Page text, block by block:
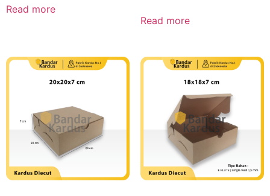
Read more
Read more